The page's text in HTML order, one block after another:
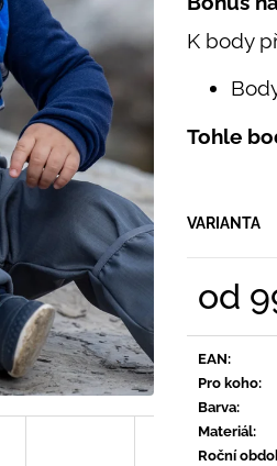
K body
Tohle
VARIANTA
od
EAN:
Pro koho:
Barva:
Materiál:
Roční